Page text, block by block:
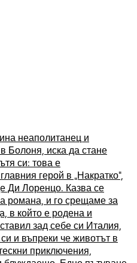
неаполитанец и
Болоня, иска да стане
си: това е
герой в „Накратко“,
Ди Лоренцо. Казва се
романа, и го срещаме за
в който е родена и
зад себе си Италия,
и въпреки че животът в
приключения,